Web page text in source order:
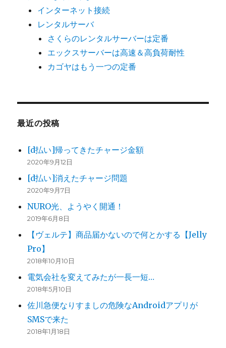
インターネット接続
レンタルサーバ
さくらのレンタルサーバーは定番
エックスサーバーは高速＆高負荷耐性
カゴヤはもう一つの定番
最近の投稿
[d払い]帰ってきたチャージ金額
2020年9月12日
[d払い]消えたチャージ問題
2020年9月7日
NURO光、ようやく開通！
2019年6月8日
【ヴェルテ】商品届かないので何とかする【Jelly
Pro】
2018年10月10日
電気会社を変えてみたが一長一短…
2018年5月10日
佐川急便なりすましの危険なAndroidアプリが
SMSで来た
2018年1月18日